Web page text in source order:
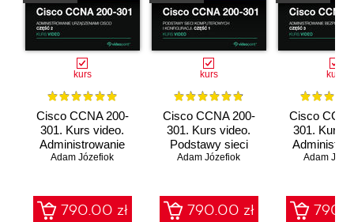
kurs
Cisco CCNA 200-
301. Kurs video.
Administrowanie
urządzeniami Cisco
Adam Józefiok
790.00 zł
kurs
Cisco CCNA 200-
301. Kurs video.
Podstawy sieci
komputerowych i
Adam Józefiok
790.00 zł
kurs
Cisco
301. Kurs
Adam